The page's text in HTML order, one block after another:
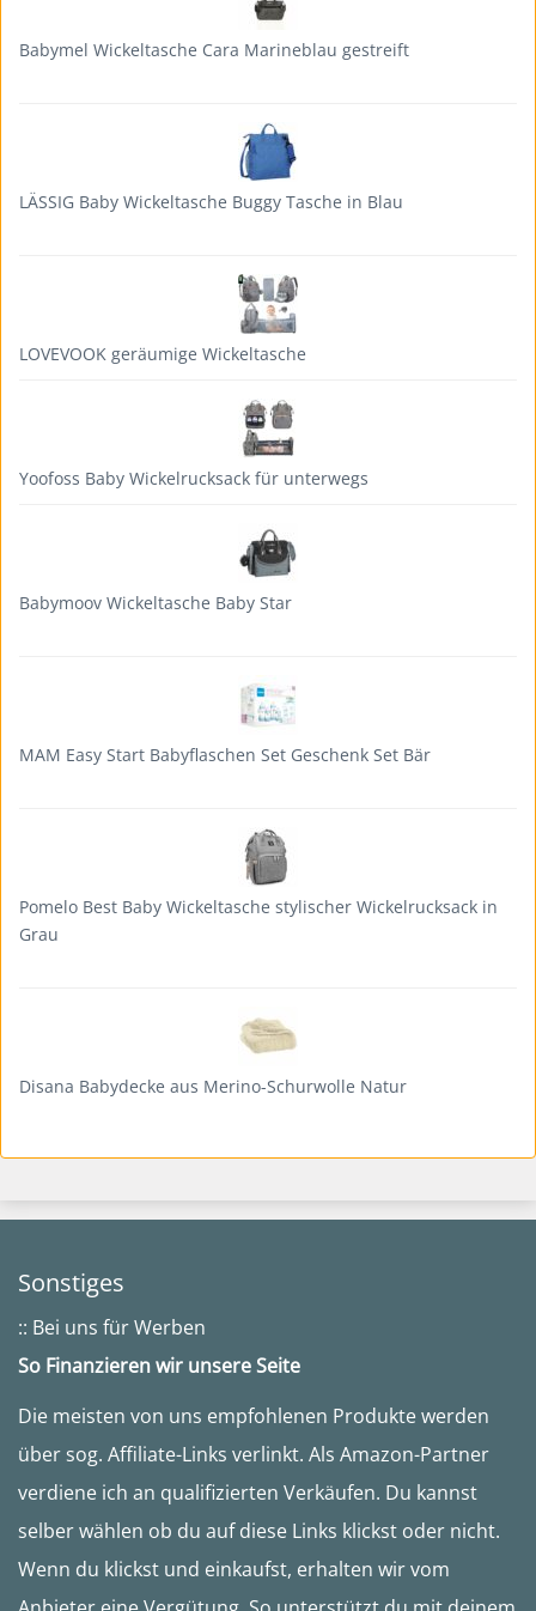
Babymel Wickeltasche Cara Marineblau gestreift
LÄSSIG Baby Wickeltasche Buggy Tasche in Blau
LOVEVOOK geräumige Wickeltasche
Yoofoss Baby Wickelrucksack für unterwegs
Babymoov Wickeltasche Baby Star
MAM Easy Start Babyflaschen Set Geschenk Set Bär
Pomelo Best Baby Wickeltasche stylischer Wickelrucksack in
Grau
Disana Babydecke aus Merino-Schurwolle Natur
Sonstiges
:: Bei uns für Werben
So Finanzieren wir unsere Seite
Die meisten von uns empfohlenen Produkte werden
über sog. Affiliate-Links verlinkt. Als Amazon-Partner
verdiene ich an qualifizierten Verkäufen. Du kannst
selber wählen ob du auf diese Links klickst oder nicht.
Wenn du klickst und einkaufst, erhalten wir vom